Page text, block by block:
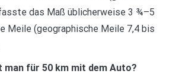
das Maß üblicherweise 3 ¾–5
Meile (geographische Meile 7,4 bis
man für 50 km mit dem Auto?